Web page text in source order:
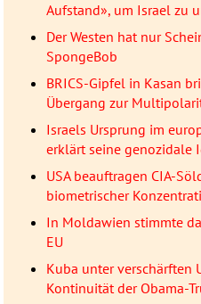
Aufstand», um Israel zu
Der Westen hat nur
SpongeBob
BRICS-Gipfel in Kasan
Übergang zur
Israels Ursprung im
erklärt seine genozidale
USA beauftragen CIA-
biometrischer
In Moldawien stimmte
EU
Kuba unter verschärften
Kontinuität der Obama-